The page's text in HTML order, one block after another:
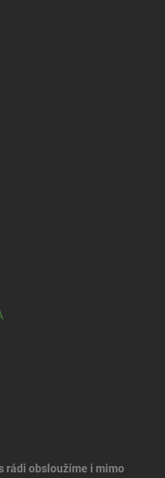
rádi obsloužíme i mimo